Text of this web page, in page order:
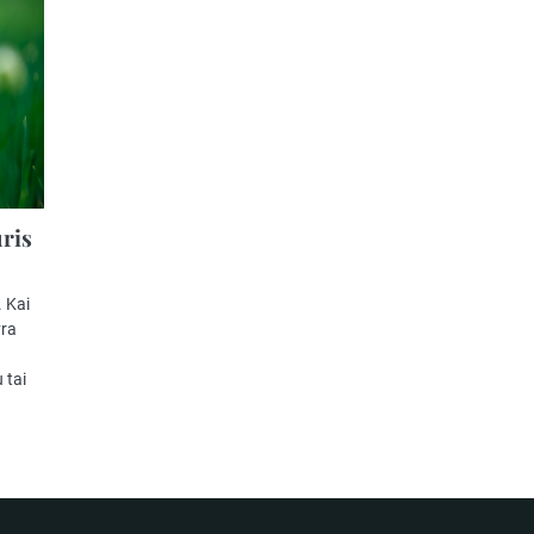
Kai
tai